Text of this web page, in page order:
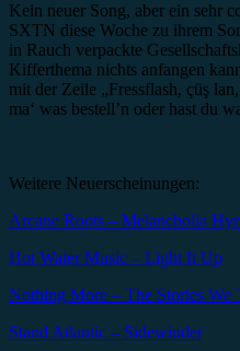
Kein neuer Song, aber ein sehr
SXTN diese Woche zu ihrem
in Rauch verpackte
Kifferthema nichts anfangen
mit der Zeile „Fressflash, çüş
ma‘ was bestell’n oder hast du
Weitere Neuerscheinungen:
Arcane Roots – Melancholia
Hot Water Music – Light It Up
Nothing More – The Stories We
Stand Atlantic – Sidewinder